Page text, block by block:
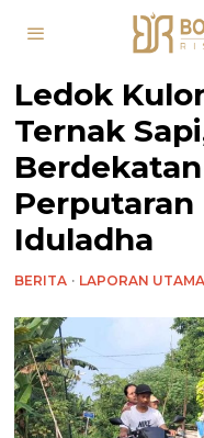
Ledok
Ternak
Perputaran
Iduladha
BERITA · LAPORAN UTAMA